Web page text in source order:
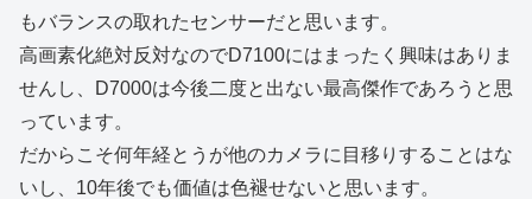
もバランスの取れたセンサーだと思います。
高画素化絶対反対なのでD7100にはまったく興味はありま
せんし、D7000は今後二度と出ない最高傑作であろうと思
っています。
だからこそ何年経とうが他のカメラに目移りすることはな
いし、10年後でも価値は色褪せないと思います。